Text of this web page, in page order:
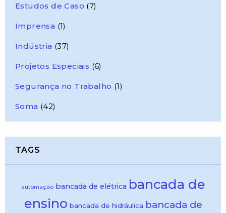
Estudos de Caso (7)
Imprensa (1)
Indústria (37)
Projetos Especiais (6)
Segurança no Trabalho (1)
Soma (42)
TAGS
automação bancada de elétrica bancada de
ensino bancada de hidráulica bancada de